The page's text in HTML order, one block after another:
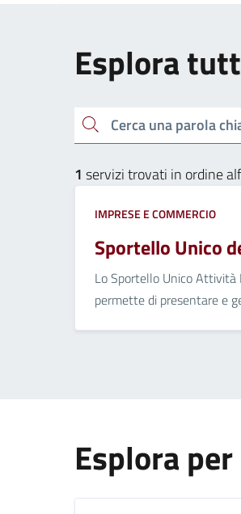
Esplora
Cerca una parola chiave
1 servizi trovati in ordine
IMPRESE E COMMERCIO
Sportello Unico
Lo Sportello Unico
permette di presentare e
Esplora